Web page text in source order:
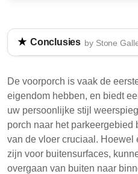
Conclusies by Stone
optie voor buitenvloeren,
parkeergebieden. Het
veiligheid door
onderhoudseisen. Andere
betonstenen, baksteen,
natuursteen, composiet
unieke voor- en nadelen.
De voorporch is vaak de
eigendom hebben, en biedt
uw persoonlijke stijl
porch naar het parkeergebied
van de vloer cruciaal. Hoewel
zijn voor buitensurfaces,
overgaan van buiten naar